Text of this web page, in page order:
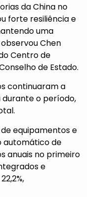
da China no
forte resiliência e
uma
Chen
Centro de
de Estado.
continuaram a
durante o período,
equipamentos e
automático de
anuais no primeiro
e